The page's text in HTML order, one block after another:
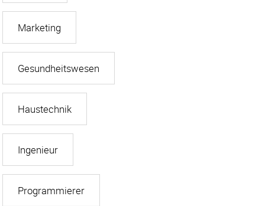
Marketing
Gesundheitswesen
Haustechnik
Ingenieur
Programmierer